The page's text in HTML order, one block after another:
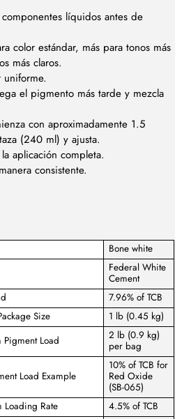
líquidos antes de
color estándar, más para tonos más
más claros.
el pigmento más tarde y mezcla
con aproximadamente 1.5
(240 ml) y ajusta.
aplicación completa.
consistente.
Bone white
Federal White
Cement
7.96% of TCB
Size
1 lb (0.45 kg)
Load
2 lb (0.9 kg)
per bag
Load Example
10% of TCB for
Red Oxide
(SB-065)
Loading Rate
4.5% of TCB